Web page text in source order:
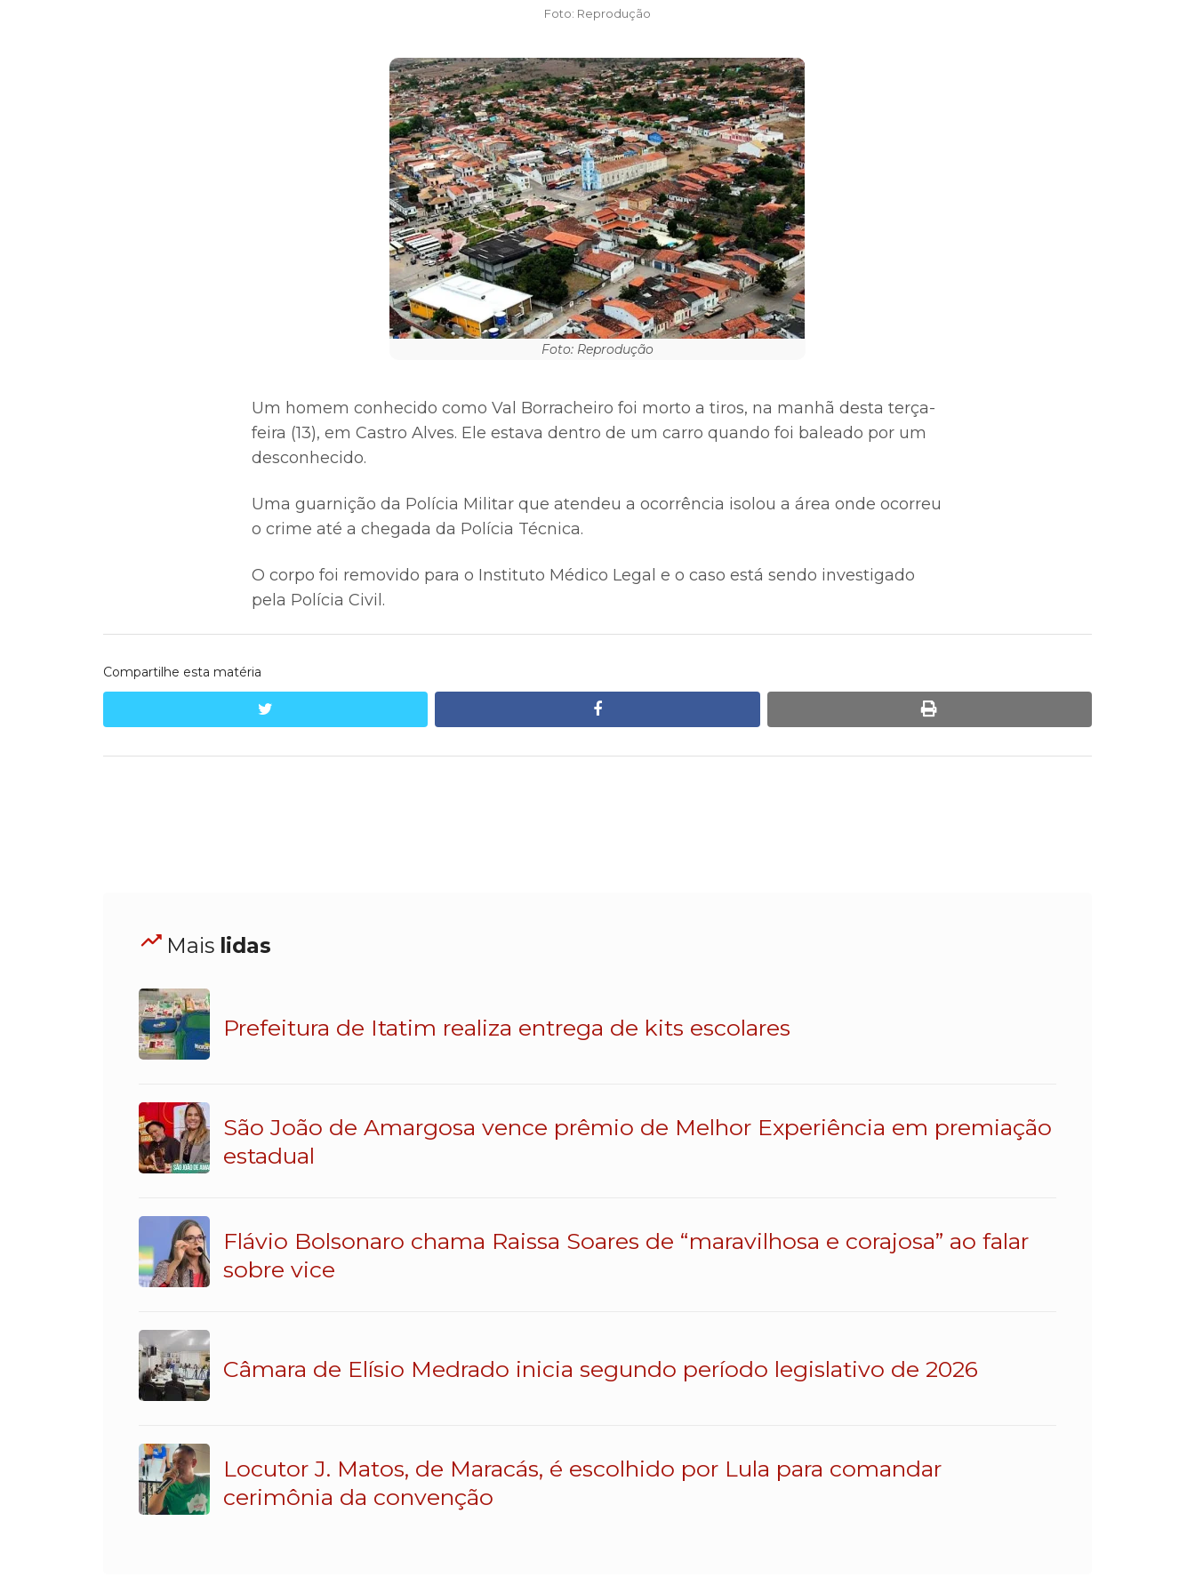
Foto: Reprodução
Foto: Reprodução
Um homem conhecido como Val Borracheiro foi morto a tiros, na manhã desta terça-
feira (13), em Castro Alves. Ele estava dentro de um carro quando foi baleado por um
desconhecido.
Uma guarnição da Polícia Militar que atendeu a ocorrência isolou a área onde ocorreu
o crime até a chegada da Polícia Técnica.
O corpo foi removido para o Instituto Médico Legal e o caso está sendo investigado
pela Polícia Civil.
Compartilhe esta matéria
facebook print
Mais lidas
Prefeitura de Itatim realiza entrega de kits escolares
São João de Amargosa vence prêmio de Melhor Experiência em premiação
estadual
Flávio Bolsonaro chama Raissa Soares de “maravilhosa e corajosa” ao falar
sobre vice
Câmara de Elísio Medrado inicia segundo período legislativo de 2026
Locutor J. Matos, de Maracás, é escolhido por Lula para comandar
cerimônia da convenção